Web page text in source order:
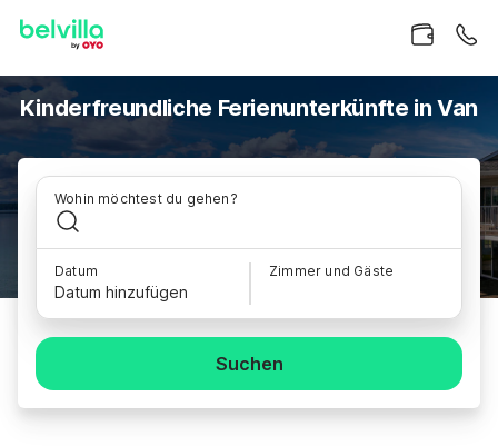
Kinderfreundliche Ferienunterkünfte in Van
Wohin möchtest du gehen?
Datum
Datum hinzufügen
Zimmer und Gäste
Suchen